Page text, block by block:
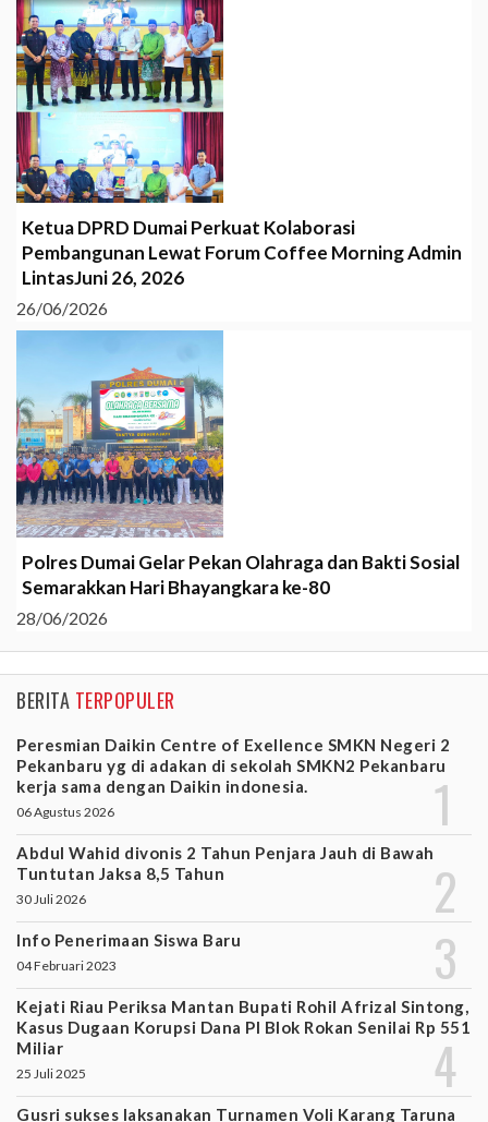
Ketua DPRD Dumai Perkuat Kolaborasi
Pembangunan Lewat Forum Coffee Morning Admin
LintasJuni 26, 2026
26/06/2026
Polres Dumai Gelar Pekan Olahraga dan Bakti Sosial
Semarakkan Hari Bhayangkara ke-80
28/06/2026
BERITA TERPOPULER
Peresmian Daikin Centre of Exellence SMKN Negeri 2
Pekanbaru yg di adakan di sekolah SMKN2 Pekanbaru
kerja sama dengan Daikin indonesia.
06 Agustus 2026
Abdul Wahid divonis 2 Tahun Penjara Jauh di Bawah
Tuntutan Jaksa 8,5 Tahun
30 Juli 2026
Info Penerimaan Siswa Baru
04 Februari 2023
Kejati Riau Periksa Mantan Bupati Rohil Afrizal Sintong,
Kasus Dugaan Korupsi Dana PI Blok Rokan Senilai Rp 551
Miliar
25 Juli 2025
Gusri sukses laksanakan Turnamen Voli Karang Taruna